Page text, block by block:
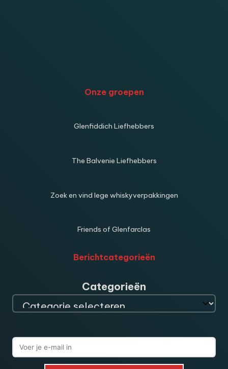
Onze groepen
Glenfiddich Liefhebbers
The Balvenie Liefhebbers
Zoek en vind lege whiskyverpakkingen
Friends of Glenfarclas
Berichtcategorieën
Categorieën